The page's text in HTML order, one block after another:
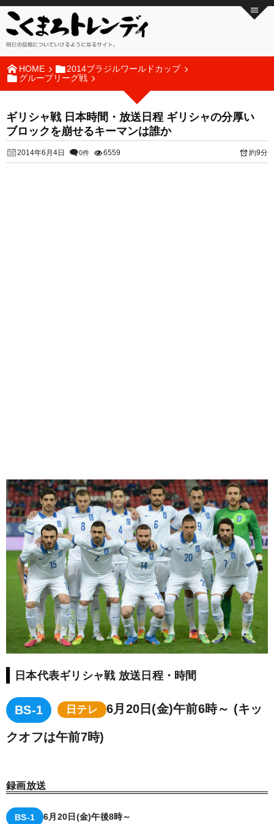
HOME
2014ブラジルワールドカップ
グループリーグ戦
ギリシャ戦 日本時間・放送日程 ギリシャの分厚い
ブロックを崩せるキーマンは誰か
2014年6月4日 0件 6559 約9分
日本代表ギリシャ戦 放送日程・時間
BS-1 日テレ 6月20日(金)午前6時～ (キッ
クオフは午前7時)
録画放送
BS-1 6月20日(金)午後8時～